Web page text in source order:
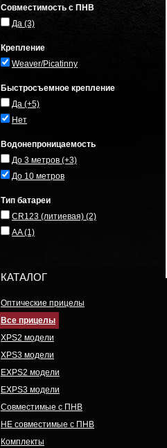
Совместимость с ПНВ
Да (3)
Крепление
Weaver/Picatinny
Быстросъемное крепление
Да (+5)
Нет
Водонепроницаемость
До 3 метров (+3)
До 10 метров
Тип батареи
CR123 (литиевая) (2)
AA(1)
КАТАЛОГ
Оптические прицелы
Все прицелы
XPS2 модели
XPS3 модели
EXPS2 модели
EXPS3 модели
Совместимые с ПНВ
НЕ совместимые с ПНВ
Комплекты